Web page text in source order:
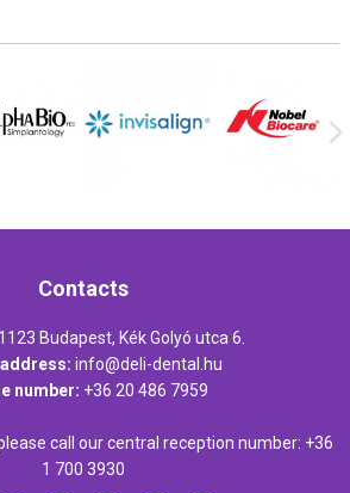
Contacts
1123 Budapest, Kék Golyó utca 6.
info@deli-dental.hu
number: +36 20 486 7959
call our central reception number: +36
1 700 3930